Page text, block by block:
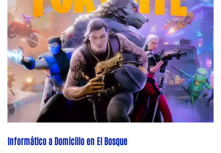
Informático a Domicilio en El Bosque